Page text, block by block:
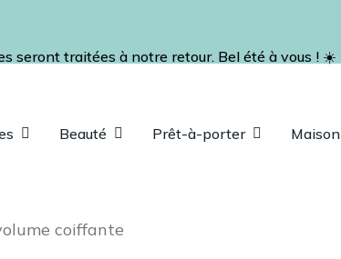
seront traitées à notre retour. Bel été à vous ! ☀️
Beauté Prêt-à-porter Maison
coiffante